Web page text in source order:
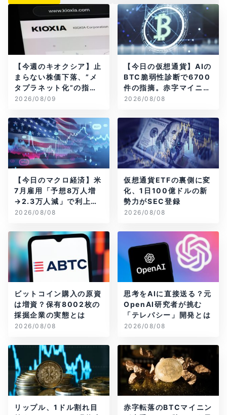
【今週のキオクシア】止
まらない株価下落、”メ
タプラネット化”の指摘
は本当？
2026/08/09
【今日の仮想通貨】AIの
BTC脆弱性診断で6700
件の指摘。赤字マイニン
グ企業はAIに賭ける
2026/08/08
【今日のマクロ経済】米
7月雇用「予想8万人増
→2.3万人減」で利上げ
観測後退
2026/08/08
仮想通貨ETFの裏側に変
化、1日100億ドルの新
勢力がSEC登録
2026/08/08
ビットコイン購入の原資
は増資？保有8002枚の
採掘企業の実態とは
2026/08/08
思考をAIに直接送る？元
OpenAI研究者が挑む
「テレパシー」開発とは
2026/08/08
リップル、1ドル割れ目
赤字転落のBTCマイニン